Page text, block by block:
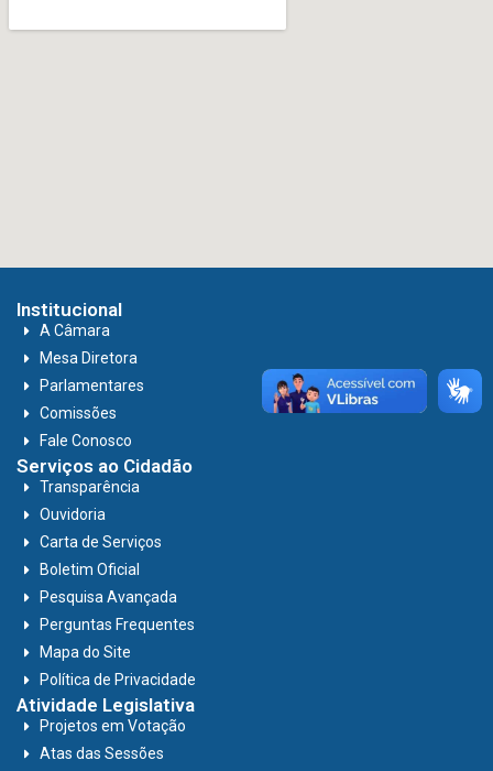
Institucional
A Câmara
Mesa Diretora
Parlamentares
Comissões
Fale Conosco
Serviços ao Cidadão
Transparência
Ouvidoria
Carta de Serviços
Boletim Oficial
Pesquisa Avançada
Perguntas Frequentes
Mapa do Site
Política de Privacidade
Atividade Legislativa
Projetos em Votação
Atas das Sessões